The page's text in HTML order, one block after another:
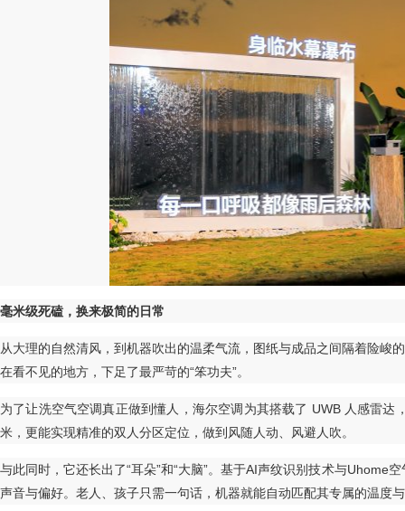
毫米级死磕，换来极简的日常
从大理的自然清风，到机器吹出的温柔气流，图纸与成品之间隔着险峻
在看不见的地方，下足了最严苛的“笨功夫”。
为了让洗空气空调真正做到懂人，海尔空调为其搭载了 UWB 人感雷
米，更能实现精准的双人分区定位，做到风随人动、风避人吹。
与此同时，它还长出了“耳朵”和“大脑”。基于AI声纹识别技术与Uhome
声音与偏好。老人、孩子只需一句话，机器就能自动匹配其专属的温度